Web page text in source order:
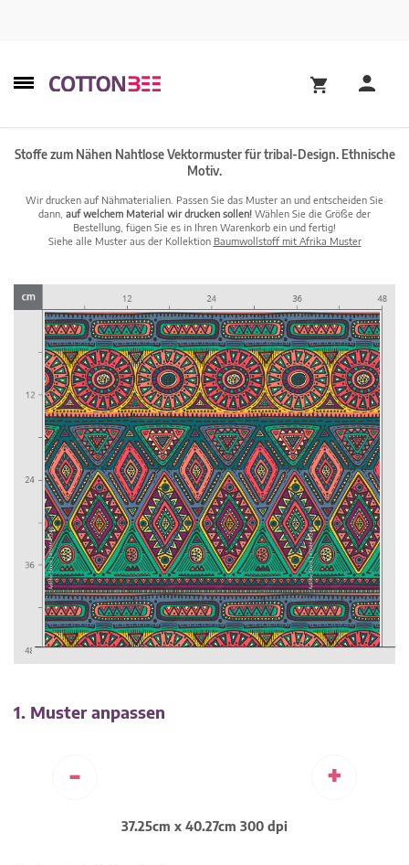
Stoffe zum Nähen Nahtlose Vektormuster für tribal-Design. Ethnische
Motiv.
Wir drucken auf Nähmaterialien. Passen Sie das Muster an und entscheiden Sie
dann, auf welchem Material wir drucken sollen! Wählen Sie die Größe der
Bestellung, fügen Sie es in Ihren Warenkorb ein und fertig!
Siehe alle Muster aus der Kollektion Baumwollstoff mit Afrika Muster
1. Muster anpassen
- +
37.25cm x 40.27cm 300 dpi